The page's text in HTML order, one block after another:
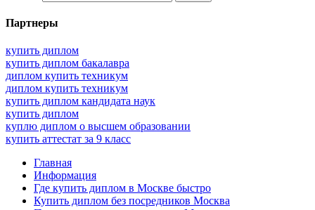
Партнеры
купить диплом
купить диплом бакалавра
диплом купить техникум
диплом купить техникум
купить диплом кандидата наук
купить диплом
куплю диплом о высшем образовании
купить аттестат за 9 класс
Главная
Информация
Где купить диплом в Москве быстро
Купить диплом без посредников Москва